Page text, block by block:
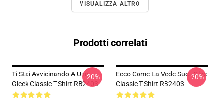
VISUALIZZA ALTRO
Prodotti correlati
Ti Stai Avvicinando A Una
Gleek Classic T-Shirt RB2403
-20%
Ecco Come La Vede Sue - Glee
Classic T-Shirt RB2403
-20%